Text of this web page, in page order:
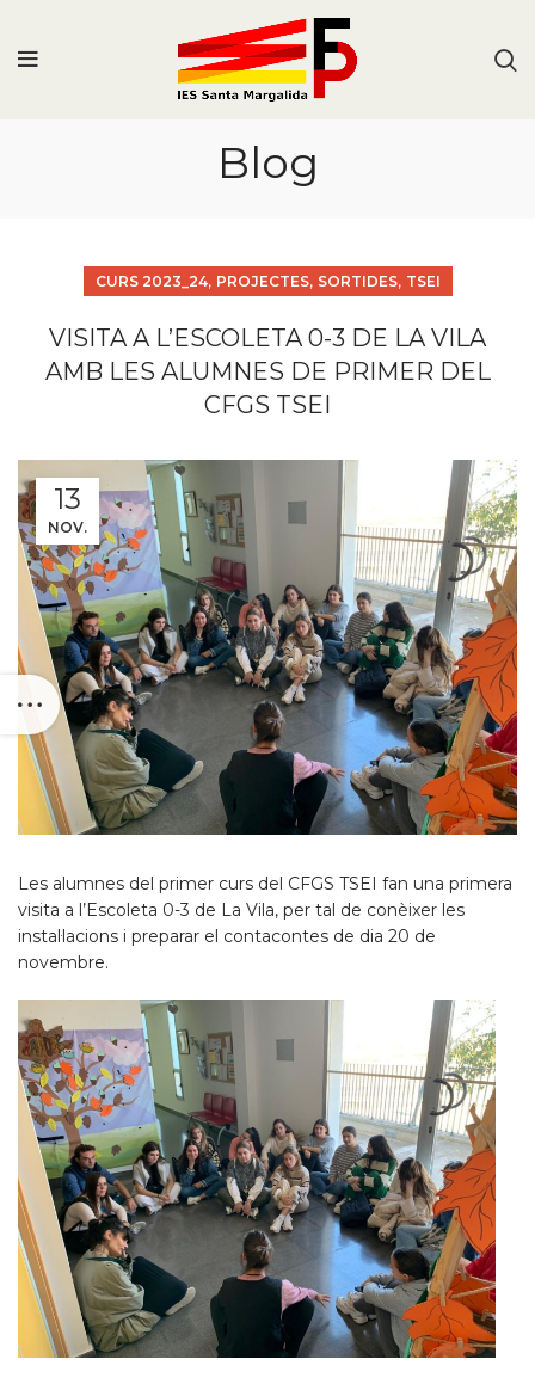
Blog
CURS 2023_24, PROJECTES, SORTIDES, TSEI
VISITA A L’ESCOLETA 0-3 DE LA VILA
AMB LES ALUMNES DE PRIMER DEL
CFGS TSEI
13
NOV.
Les alumnes del primer curs del CFGS TSEI fan una primera
visita a l’Escoleta 0-3 de La Vila, per tal de conèixer les
instal·lacions i preparar el contacontes de dia 20 de
novembre.